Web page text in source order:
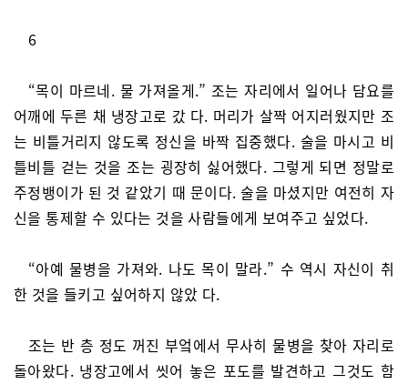
6
“목이 마르네. 물 가져올게.” 조는 자리에서 일어나 담요를
어깨에 두른 채 냉장고로 갔 다. 머리가 살짝 어지러웠지만 조
는 비틀거리지 않도록 정신을 바짝 집중했다. 술을 마시고 비
틀비틀 걷는 것을 조는 굉장히 싫어했다. 그렇게 되면 정말로
주정뱅이가 된 것 같았기 때 문이다. 술을 마셨지만 여전히 자
신을 통제할 수 있다는 것을 사람들에게 보여주고 싶었다.
“아예 물병을 가져와. 나도 목이 말라.” 수 역시 자신이 취
한 것을 들키고 싶어하지 않았 다.
조는 반 층 정도 꺼진 부엌에서 무사히 물병을 찾아 자리로
돌아왔다. 냉장고에서 씻어 놓은 포도를 발견하고 그것도 함